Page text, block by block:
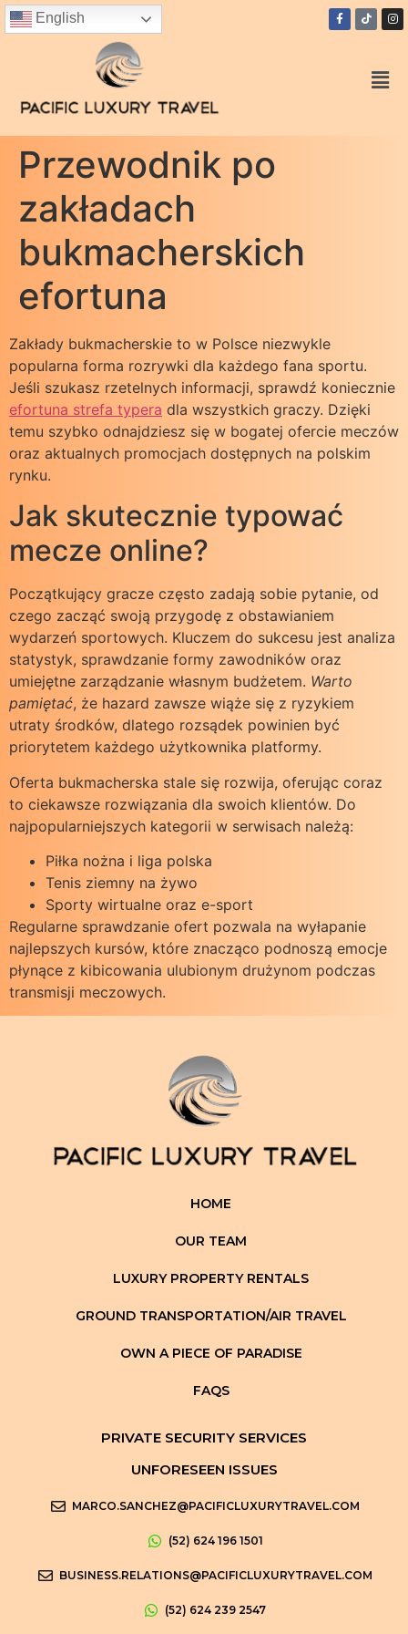
English
Przewodnik po
zakładach
bukmacherskich
efortuna
Zakłady bukmacherskie to w Polsce niezwykle
popularna forma rozrywki dla każdego fana sportu.
Jeśli szukasz rzetelnych informacji, sprawdź koniecznie
efortuna strefa typera dla wszystkich graczy. Dzięki
temu szybko odnajdziesz się w bogatej ofercie meczów
oraz aktualnych promocjach dostępnych na polskim
rynku.
Jak skutecznie typować
mecze online?
Początkujący gracze często zadają sobie pytanie, od
czego zacząć swoją przygodę z obstawianiem
wydarzeń sportowych. Kluczem do sukcesu jest analiza
statystyk, sprawdzanie formy zawodników oraz
umiejętne zarządzanie własnym budżetem. Warto
pamiętać, że hazard zawsze wiąże się z ryzykiem
utraty środków, dlatego rozsądek powinien być
priorytetem każdego użytkownika platformy.
Oferta bukmacherska stale się rozwija, oferując coraz
to ciekawsze rozwiązania dla swoich klientów. Do
najpopularniejszych kategorii w serwisach należą:
Piłka nożna i liga polska
Tenis ziemny na żywo
Sporty wirtualne oraz e-sport
Regularne sprawdzanie ofert pozwala na wyłapanie
najlepszych kursów, które znacząco podnoszą emocje
płynące z kibicowania ulubionym drużynom podczas
transmisji meczowych.
HOME
OUR TEAM
LUXURY PROPERTY RENTALS
GROUND TRANSPORTATION/AIR TRAVEL
OWN A PIECE OF PARADISE
FAQS
PRIVATE SECURITY SERVICES
UNFORESEEN ISSUES
MARCO.SANCHEZ@PACIFICLUXURYTRAVEL.COM
(52) 624 196 1501
BUSINESS.RELATIONS@PACIFICLUXURYTRAVEL.COM
(52) 624 239 2547